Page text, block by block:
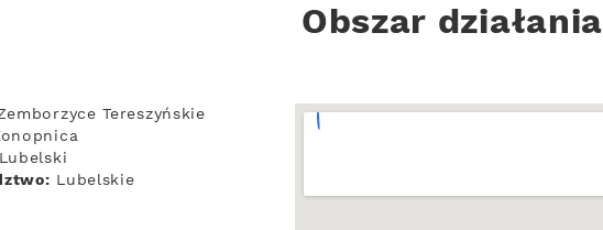
Obszar działania
Tereszyńskie
Lubelski
Lubelskie